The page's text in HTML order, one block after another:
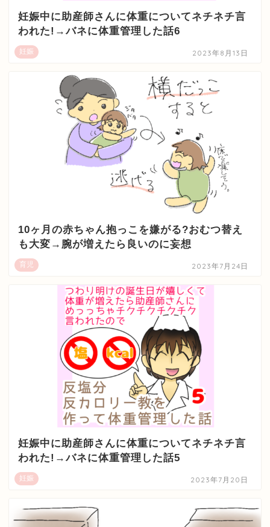
妊娠
妊娠中に助産師さんに体重についてネチネチ言
われた!→バネに体重管理した話6
2023年8月13日
育児
10ヶ月の赤ちゃん抱っこを嫌がる?おむつ替え
も大変→腕が増えたら良いのに妄想
2023年7月24日
妊娠
妊娠中に助産師さんに体重についてネチネチ言
われた!→バネに体重管理した話5
2023年7月20日